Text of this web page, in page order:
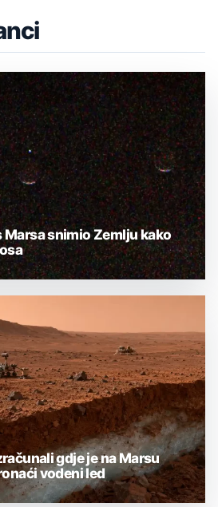
Marsa snimio Zemlju kako
gdje je na Marsu
vodeni led